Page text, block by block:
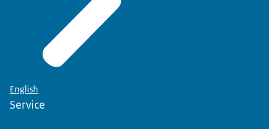
English
Service